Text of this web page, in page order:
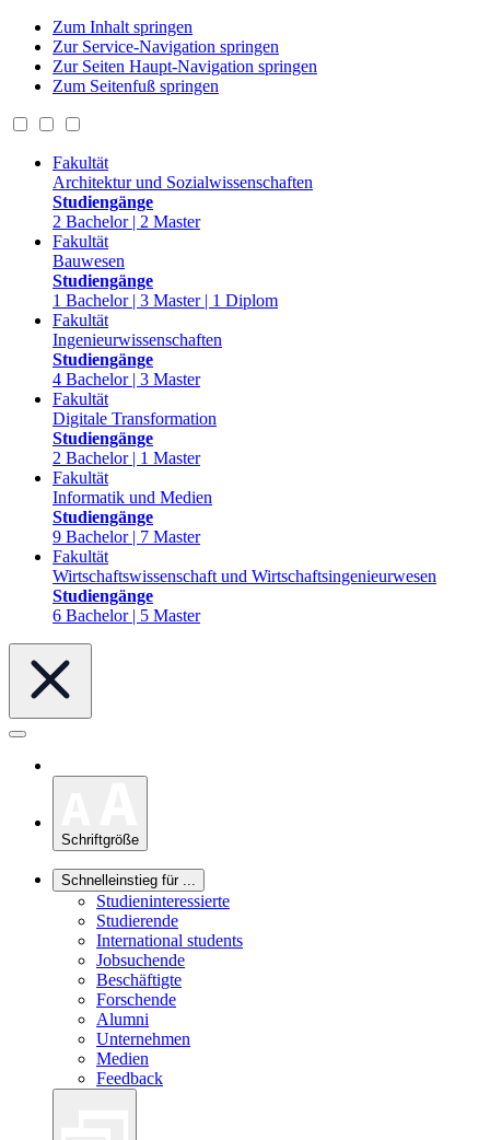
Zum Inhalt springen
Zur Service-Navigation springen
Zur Seiten Haupt-Navigation springen
Zum Seitenfuß springen
Fakultät
Architektur und Sozialwissenschaften
Studiengänge
2 Bachelor | 2 Master
Fakultät
Bauwesen
Studiengänge
1 Bachelor | 3 Master | 1 Diplom
Fakultät
Ingenieurwissenschaften
Studiengänge
4 Bachelor | 3 Master
Fakultät
Digitale Transformation
Studiengänge
2 Bachelor | 1 Master
Fakultät
Informatik und Medien
Studiengänge
9 Bachelor | 7 Master
Fakultät
Wirtschaftswissenschaft und Wirtschaftsingenieurwesen
Studiengänge
6 Bachelor | 5 Master
Schriftgröße
Schnelleinstieg für ...
Studieninteressierte
Studierende
International students
Jobsuchende
Beschäftigte
Forschende
Alumni
Unternehmen
Medien
Feedback